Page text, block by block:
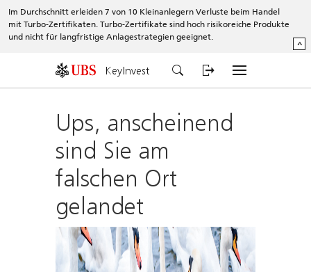
Im Durchschnitt erleiden 7 von 10 Kleinanlegern Verluste beim Handel
mit Turbo-Zertifikaten. Turbo-Zertifikate sind hoch risikoreiche Produkte
und nicht für langfristige Anlagestrategien geeignet.
^
KeyInvest
Ups, anscheinend
sind Sie am
falschen Ort
gelandet